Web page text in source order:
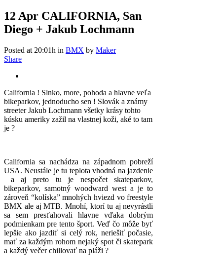
12 Apr CALIFORNIA, San
Diego + Jakub Lochmann
Posted at 20:01h in BMX by Maker
Share
California ! Slnko, more, pohoda a hlavne veľa
bikeparkov, jednoducho sen ! Slovák a známy
streeter Jakub Lochmann všetky krásy tohto
kúsku ameriky zažil na vlastnej koži, aké to tam
je ?
California sa nachádza na západnom pobreží
USA. Neustále je tu teplota vhodná na jazdenie
a aj preto tu je nespočet skateparkov,
bikeparkov, samotný woodward west a je to
zároveň “kolíska” mnohých hviezd vo freestyle
BMX ale aj MTB. Mnohí, ktorí tu aj nevyrástli
sa sem presťahovali hlavne vďaka dobrým
podmienkam pre tento šport. Veď čo môže byť
lepšie ako jazdiť si celý rok, neriešiť počasie,
mať za každým rohom nejaký spot či skatepark
a každý večer chillovať na pláži ?